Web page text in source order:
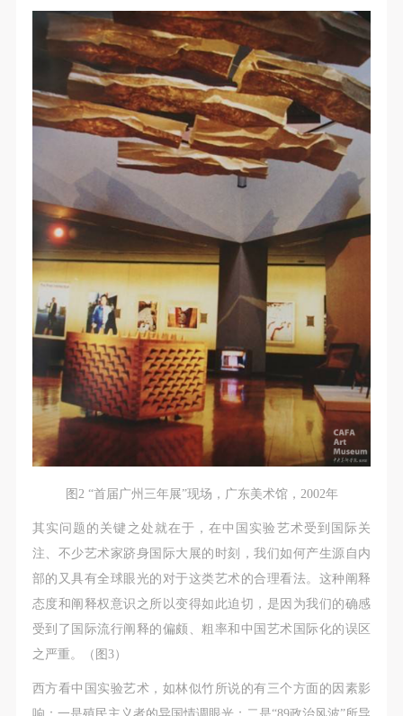
图2 “首届广州三年展”现场，广东美术馆，2002年
其实问题的关键之处就在于，在中国实验艺术受到国际关
注、不少艺术家跻身国际大展的时刻，我们如何产生源自内
部的又具有全球眼光的对于这类艺术的合理看法。这种阐释
态度和阐释权意识之所以变得如此迫切，是因为我们的确感
受到了国际流行阐释的偏颇、粗率和中国艺术国际化的误区
之严重。（图3）
西方看中国实验艺术，如林似竹所说的有三个方面的因素影
容包括：①中央美术学院美术馆②中央美术学院校园
内○3由中央美术学院公共教育部策划或执行的一切活
（2）、使用形式 用于中央美术学院图书出版、销售
附带光盘及宣传资料。
（3）、使用地域范围
适用地域范围包括国内和国外。
使用肖像的媒介限于不损害甲方肖像权的任何媒介
（如杂志、网络等）。
三、肖像权使用期限
永久使用。
四、许可使用费用
带有甲方肖像作品的拍摄费用由乙方承担。
乙方于拍摄完带有甲方肖像的作品无需支付甲方任何
费用。
附则
（1）、本协议未尽事宜，经双方友好协商后可作为
本协议的补充协议，并不得违反相关法律法规规定。
（2）、本协议自甲乙双方签字（盖章）、勾选之日
起生效。
（3）、本协议包括纸质档和电子档，纸质档—式二
份，甲乙双方各执一份，均具有同等法律效力。
活动参与者意味着接受并承担本协议的全部义务，未
同意者意味着放弃参加此次活动的权利。凡参加这次
活动前，必须事先与自己的家属沟通，取得家属同
意，同时知晓并同意本免责声明。参加者签名/勾选
我已认真阅读上述条款，并且同意。
容包括：①中央美术学院美术馆②中央美术学院校园
内○3由中央美术学院公共教育部策划或执行的一切活
（2）、使用形式 用于中央美术学院图书出版、销售
附带光盘及宣传资料。
（3）、使用地域范围
适用地域范围包括国内和国外。
使用肖像的媒介限于不损害甲方肖像权的任何媒介
（如杂志、网络等）。
三、肖像权使用期限
永久使用。
四、许可使用费用
带有甲方肖像作品的拍摄费用由乙方承担。
乙方于拍摄完带有甲方肖像的作品无需支付甲方任何
费用。
附则
（1）、本协议未尽事宜，经双方友好协商后可作为
本协议的补充协议，并不得违反相关法律法规规定。
（2）、本协议自甲乙双方签字（盖章）、勾选之日
起生效。
（3）、本协议包括纸质档和电子档，纸质档—式二
份，甲乙双方各执一份，均具有同等法律效力。
活动参与者意味着接受并承担本协议的全部义务，未
同意者意味着放弃参加此次活动的权利。凡参加这次
活动前，必须事先与自己的家属沟通，取得家属同
意，同时知晓并同意本免责声明。参加者签名/勾选
我已认真阅读上述条款，并且同意。
容包括：①中央美术学院美术馆②中央美术学院校园
内○3由中央美术学院公共教育部策划或执行的一切活
（2）、使用形式 用于中央美术学院图书出版、销售
附带光盘及宣传资料。
（3）、使用地域范围
适用地域范围包括国内和国外。
使用肖像的媒介限于不损害甲方肖像权的任何媒介
（如杂志、网络等）。
三、肖像权使用期限
永久使用。
四、许可使用费用
带有甲方肖像作品的拍摄费用由乙方承担。
乙方于拍摄完带有甲方肖像的作品无需支付甲方任何
费用。
附则
（1）、本协议未尽事宜，经双方友好协商后可作为
本协议的补充协议，并不得违反相关法律法规规定。
（2）、本协议自甲乙双方签字（盖章）、勾选之日
起生效。
（3）、本协议包括纸质档和电子档，纸质档—式二
份，甲乙双方各执一份，均具有同等法律效力。
活动参与者意味着接受并承担本协议的全部义务，未
同意者意味着放弃参加此次活动的权利。凡参加这次
活动前，必须事先与自己的家属沟通，取得家属同
意，同时知晓并同意本免责声明。参加者签名/勾选
我已认真阅读上述条款，并且同意。